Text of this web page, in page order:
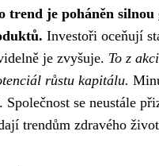
trend je poháněn
Investoři oceňují
je zvyšuje. To z
růstu kapitálu.
se neustále
trendům zdravého